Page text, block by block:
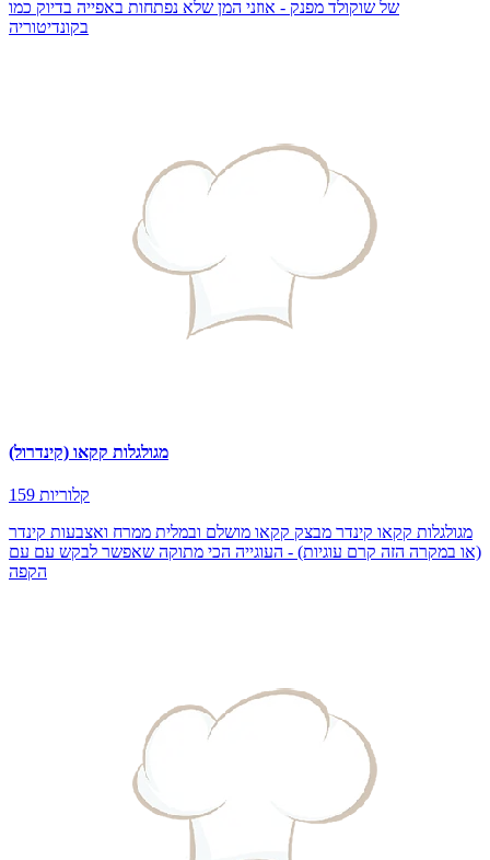
של שוקולד מפנק - אוזני המן שלא נפתחות באפייה בדיוק כמו
בקונדיטוריה
מגולגלות קקאו (קינדרול)
159 קלוריות
מגולגלות קקאו קינדר מבצק קקאו מושלם ובמלית ממרח ואצבעות קינדר
(או במקרה הזה קרם עוגיות) - העוגייה הכי מתוקה שאפשר לבקש עם עם
הקפה